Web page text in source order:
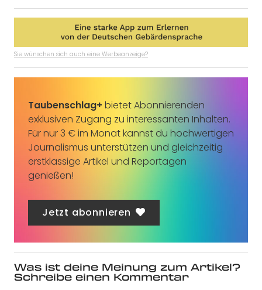
Sie wünschen sich auch eine Werbeanzeige?
Taubenschlag+ bietet Abonnierenden
exklusiven Zugang zu interessanten Inhalten.
Für nur 3 € im Monat kannst du hochwertigen
Journalismus unterstützen und gleichzeitig
erstklassige Artikel und Reportagen
genießen!
Jetzt abonnieren
Was ist deine Meinung zum Artikel?
Schreibe einen Kommentar